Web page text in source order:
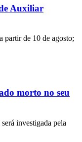
Auxiliar
partir de 10 de agosto;
morto no seu
investigada pela